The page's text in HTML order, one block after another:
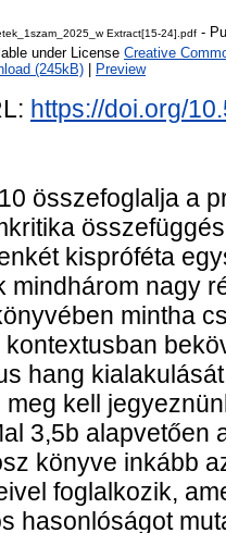
Extract[15-24].pdf -
under License Creative
(245kB)
Preview
https://doi.org/
összefoglalja a
kispróféta
mindhárom nagy
mintha
hang
meg kell
3,5b alapvetően
könyve inkább
foglalkozik,
hasonlóságot